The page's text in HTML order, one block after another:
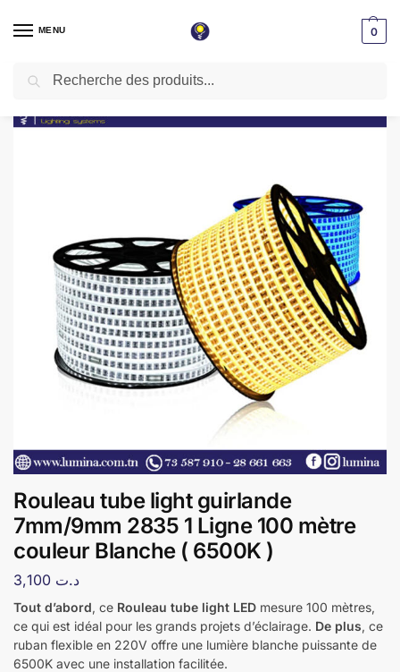
MENU 0
Accueil / Tube light & Guirlande / Rouleau tube light guirlande 7mm/9mm 2835 1 Ligne 100 mètre couleur Blanche ( 6500K )
Rouleau tube light guirlande
7mm/9mm 2835 1 Ligne 100 mètre
couleur Blanche ( 6500K )
د.ت
Tout d’abord, ce Rouleau tube light LED mesure 100 mètres,
ce qui est idéal pour les grands projets d’éclairage. De plus, ce
ruban flexible en 220V offre une lumière blanche puissante de
6500K avec une installation facilitée.